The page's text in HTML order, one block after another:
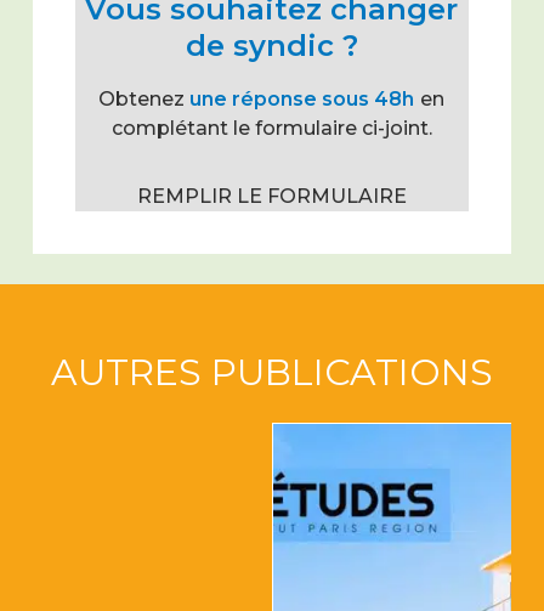
Vous souhaitez changer
de syndic ?
Obtenez une réponse sous 48h en
complétant le formulaire ci-joint.
REMPLIR LE FORMULAIRE
AUTRES PUBLICATIONS